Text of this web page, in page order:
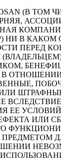
(В ТОМ
НИ В КАКОМ
ПЕРЕД
ЕЕ
ИЛИ